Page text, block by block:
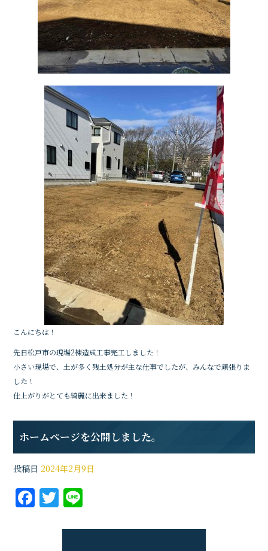
こんにちは！
先日松戸市の現場2棟造成工事完工しました！
小さい現場で、土が多く残土処分が主な仕事でしたが、みんなで頑張りま
した！
仕上がりがとても綺麗に出来ました！
ホームページを公開しました。
投稿日 2024年2月9日
F T
it e